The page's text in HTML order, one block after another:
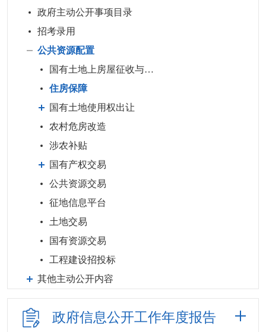
政府主动公开事项目录
招考录用
公共资源配置
国有土地上房屋征收与补偿
住房保障
国有土地使用权出让
农村危房改造
涉农补贴
国有产权交易
公共资源交易
征地信息平台
土地交易
国有资源交易
工程建设招投标
其他主动公开内容
政府信息公开工作年度报告